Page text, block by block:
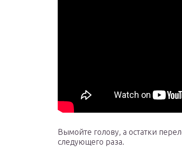
Вымойте голову, а остатки
следующего раза.